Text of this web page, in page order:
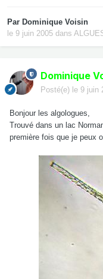
Par Dominique Voisin
le 9 juin 2005 dans
Dominique
Posté(e) le 9 juin
Bonjour les algologues,
Trouvé dans un lac
première fois que je peux